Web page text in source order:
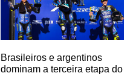
Brasileiros e argentinos
dominam a terceira etapa do